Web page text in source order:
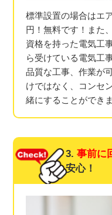
標準設置の場合はエ
円！無料です！また
資格を持った電気工
ら受けている電気工
品質な工事、作業が
けではなく、コンセ
緒にすることができま
3.事前に
安心！